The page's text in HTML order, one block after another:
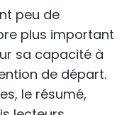
peu de
plus important
sa capacité à
de départ.
le résumé,